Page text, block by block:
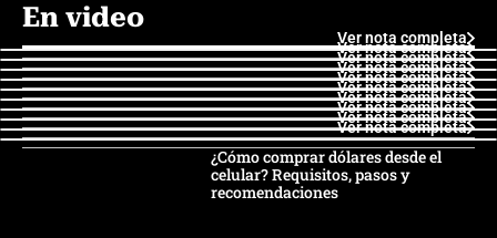
En video
Ver nota completa
Ver nota completa
Ver nota completa
Ver nota completa
Ver nota completa
Ver nota completa
Ver nota completa
Ver nota completa
Ver nota completa
Ver nota completa
¿Cómo comprar dólares desde el
celular? Requisitos, pasos y
recomendaciones